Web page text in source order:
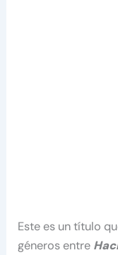
Este es un título
géneros entre